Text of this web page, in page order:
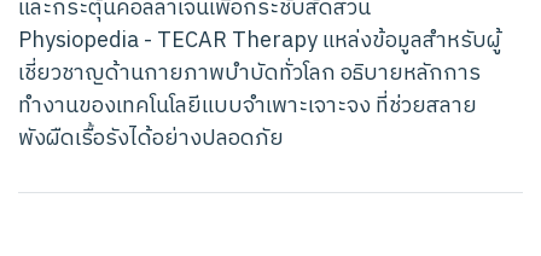
และกระตุ้นคอลลาเจนเพื่อกระชับสัดส่วน
Physiopedia - TECAR Therapy แหล่งข้อมูลสำหรับผู้
เชี่ยวชาญด้านกายภาพบำบัดทั่วโลก อธิบายหลักการ
ทำงานของเทคโนโลยีแบบจำเพาะเจาะจง ที่ช่วยสลาย
พังผืดเรื้อรังได้อย่างปลอดภัย